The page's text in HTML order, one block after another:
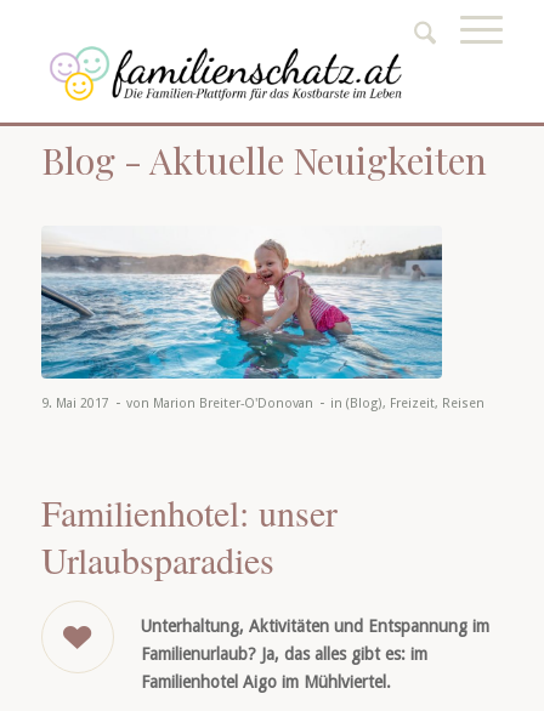
Blog - Aktuelle Neuigkeiten
9. Mai 2017 - von Marion Breiter-O'Donovan - in (Blog), Freizeit, Reisen
Familienhotel: unser
Urlaubsparadies
Unterhaltung, Aktivitäten und Entspannung im
Familienurlaub? Ja, das alles gibt es: im
Familienhotel Aigo im Mühlviertel.